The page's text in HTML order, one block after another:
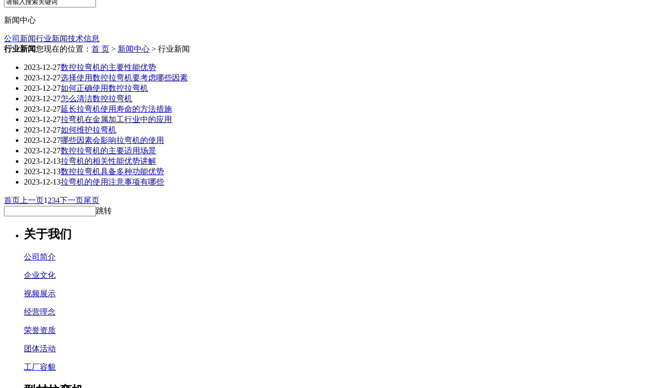
新闻中心
公司新闻行业新闻技术信息
行业新闻您现在的位置： 首 页 > 新闻中心 > 行业新闻
2023-12-27数控拉弯机的主要性能优势
2023-12-27选择使用数控拉弯机要考虑哪些因素
2023-12-27如何正确使用数控拉弯机
2023-12-27怎么清洁数控拉弯机
2023-12-27延长拉弯机使用寿命的方法措施
2023-12-27拉弯机在金属加工行业中的应用
2023-12-27如何维护拉弯机
2023-12-27哪些因素会影响拉弯机的使用
2023-12-27数控拉弯机的主要适用场景
2023-12-13拉弯机的相关性能优势讲解
2023-12-13数控拉弯机具备多种功能优势
2023-12-13拉弯机的使用注意事项有哪些
首页 上一页1 234下一页尾页
跳转
关于我们
公司简介
企业文化
视频展示
经营理念
荣誉资质
团体活动
工厂容貌